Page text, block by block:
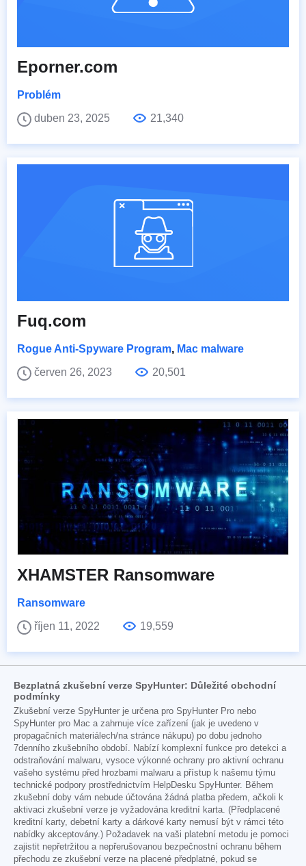
Eporner.com
Problém
duben 23, 2025
21,340
Fuq.com
Rogue Anti-Spyware Program, Mac malware
červen 26, 2023
20,501
XHAMSTER Ransomware
Ransomware
říjen 11, 2022
19,559
Bezplatná zkušební verze SpyHunter: Důležité obchodní
podmínky
Zkušební verze SpyHunter je určena pro SpyHunter Pro nebo
SpyHunter pro Mac a zahrnuje více zařízení (jak je uvedeno v
propagačních materiálech/na stránce nákupu) po dobu jednoho
7denního zkušebního období. Nabízí komplexní funkce pro detekci a
odstraňování malwaru, vysoce výkonné ochrany pro aktivní ochranu
vašeho systému před hrozbami malwaru a přístup k našemu týmu
technické podpory prostřednictvím HelpDesku SpyHunter. Během
zkušební doby vám nebude účtována žádná platba předem, ačkoli k
aktivaci zkušební verze je vyžadována kreditní karta. (Předplacené
kreditní karty, debetní karty a dárkové karty nemusí být v rámci této
nabídky akceptovány.) Požadavek na vaši platební metodu je pomoci
zajistit nepřetržitou a nepřerušovanou bezpečnostní ochranu během
přechodu ze zkušební verze na placené předplatné, pokud se